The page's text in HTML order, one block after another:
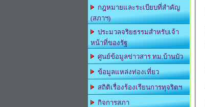
กฎหมายและระเบียบที่สำคัญ
(สภาฯ)
ประมวลจริยธรรมสำหรับเจ้า
หน้าที่ของรัฐ
ศูนย์ข้อมูลข่าวสาร ทม.บ้านบัว
ข้อมูลแหล่งท่องเที่ยว
สถิติเรื่องร้องเรียนการทุจริตฯ
กิจการสภา